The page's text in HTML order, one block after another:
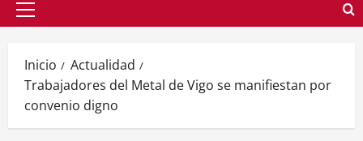
Menú
Inicio
Actualidad
Trabajadores del Metal de Vigo se manifiestan por
convenio digno